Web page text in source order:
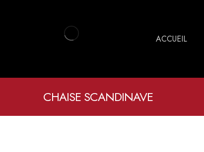
ACCUEIL
CHAISE SCANDINAVE